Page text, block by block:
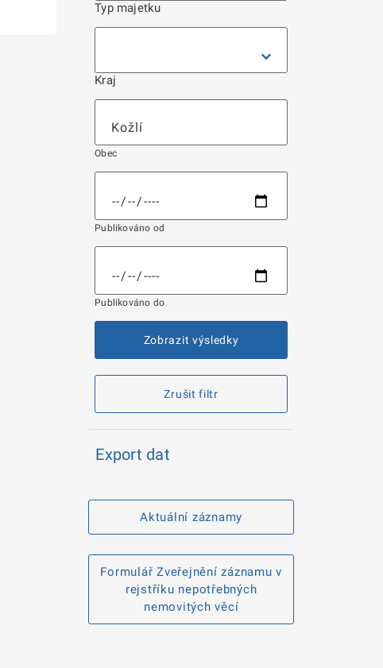
Typ majetku
Kraj
Obec
Publikováno od
Publikováno do
Zobrazit výsledky
Zrušit filtr
Export dat
Aktuální záznamy
Formulář Zveřejnění záznamu v
rejstříku nepotřebných
nemovitých věcí